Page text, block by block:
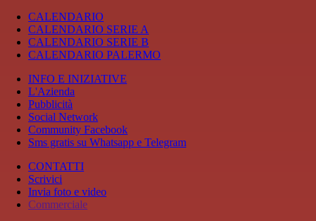
CALENDARIO
CALENDARIO SERIE A
CALENDARIO SERIE B
CALENDARIO PALERMO
INFO E INIZIATIVE
L'Azienda
Pubblicità
Social Network
Community Facebook
Sms gratis su Whatsapp e Telegram
CONTATTI
Scrivici
Invia foto e video
Commerciale